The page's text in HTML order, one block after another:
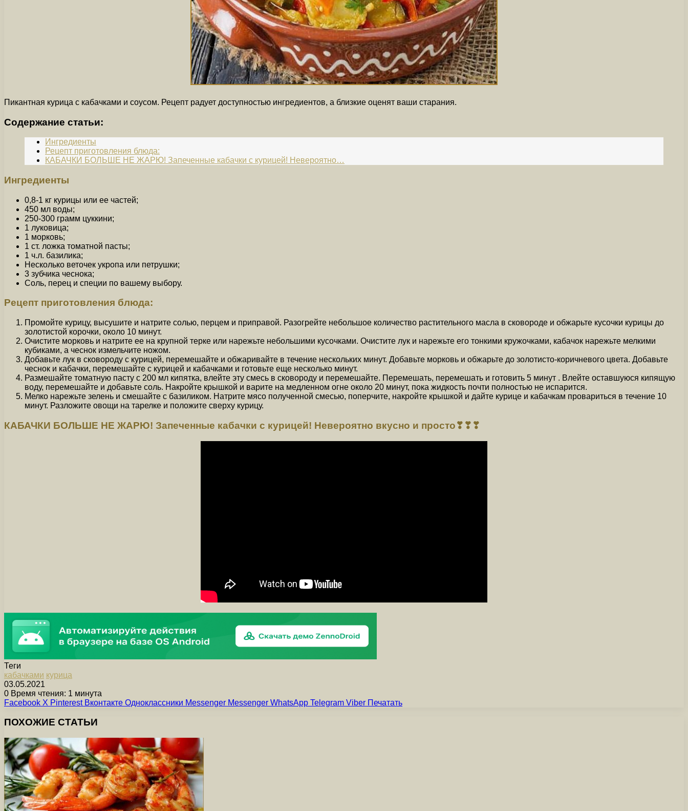
Пикантная курица с кабачками и соусом. Рецепт радует доступностью ингредиентов, а близкие оценят ваши старания.
Содержание статьи:
Ингредиенты
Рецепт приготовления блюда:
КАБАЧКИ БОЛЬШЕ НЕ ЖАРЮ! Запеченные кабачки с курицей! Невероятно…
Ингредиенты
0,8-1 кг курицы или ее частей;
450 мл воды;
250-300 грамм цуккини;
1 луковица;
1 морковь;
1 ст. ложка томатной пасты;
1 ч.л. базилика;
Несколько веточек укропа или петрушки;
3 зубчика чеснока;
Соль, перец и специи по вашему выбору.
Рецепт приготовления блюда:
Промойте курицу, высушите и натрите солью, перцем и приправой. Разогрейте небольшое количество растительного масла в сковороде и обжарьте кусочки курицы до
золотистой корочки, около 10 минут.
Очистите морковь и натрите ее на крупной терке или нарежьте небольшими кусочками. Очистите лук и нарежьте его тонкими кружочками, кабачок нарежьте мелкими
кубиками, а чеснок измельчите ножом.
Добавьте лук в сковороду с курицей, перемешайте и обжаривайте в течение нескольких минут. Добавьте морковь и обжарьте до золотисто-коричневого цвета. Добавьте
чеснок и кабачки, перемешайте с курицей и кабачками и готовьте еще несколько минут.
Размешайте томатную пасту с 200 мл кипятка, влейте эту смесь в сковороду и перемешайте. Перемешать, перемешать и готовить 5 минут . Влейте оставшуюся кипящую
воду, перемешайте и добавьте соль. Накройте крышкой и варите на медленном огне около 20 минут, пока жидкость почти полностью не испарится.
Мелко нарежьте зелень и смешайте с базиликом. Натрите мясо полученной смесью, поперчите, накройте крышкой и дайте курице и кабачкам провариться в течение 10
минут. Разложите овощи на тарелке и положите сверху курицу.
КАБАЧКИ БОЛЬШЕ НЕ ЖАРЮ! Запеченные кабачки с курицей! Невероятно вкусно и просто❣❣❣
Теги
кабачками курица
03.05.2021
0 Время чтения: 1 минута
Facebook X Pinterest Вконтакте Одноклассники Messenger Messenger WhatsApp Telegram Viber Печатать
ПОХОЖИЕ СТАТЬИ